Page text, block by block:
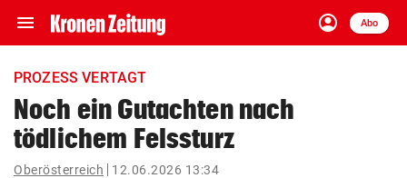
menu Navigation
ein-/ausklappen
account_circle
Anmelden
Abo
close Schließen
account_circle Anmelden
PROZESS VERTAGT
Noch ein Gutachten nach
tödlichem Felssturz
Oberösterreich 12.06.2026 13:34